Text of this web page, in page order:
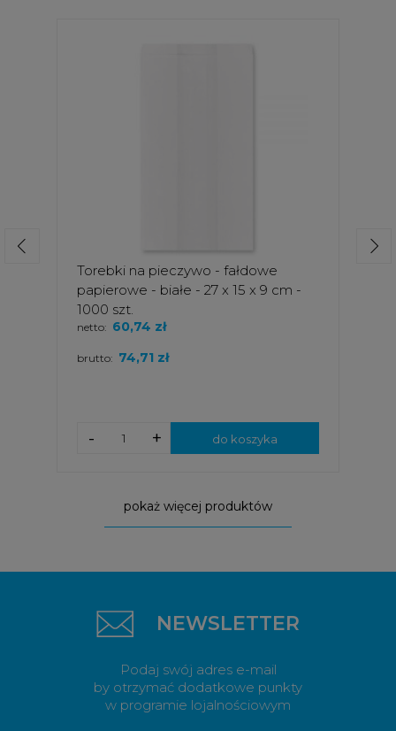
Torebki na pieczywo - fałdowe
papierowe - białe - 27 x 15 x 9 cm -
1000 szt.
brutto: 74,71 zł
netto: 60,74 zł
+
- do koszyka
pokaż więcej produktów
NEWSLETTER
Podaj swój adres e-mail
by otrzymać dodatkowe punkty
w programie lojalnościowym